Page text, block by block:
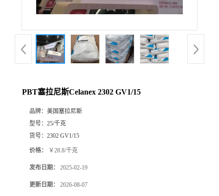
PBT塞拉尼斯Celanex 2302 GV1/15
品牌： 美国塞拉尼斯
型号： 25/千克
货号： 2302 GV1/15
价格： ￥28.8/千克
发布日期： 2025-02-19
更新日期： 2026-08-07